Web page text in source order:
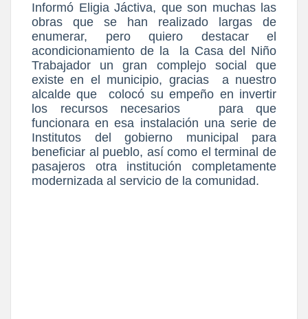
Informó Eligia Jáctiva, que son muchas las
obras que se han realizado largas de
enumerar, pero quiero destacar el
acondicionamiento de la
la Casa del Niño
Trabajador un gran complejo social que
existe en el municipio, gracias
a nuestro
alcalde que
colocó su empeño en invertir
los recursos necesarios
para que
funcionara en esa instalación una serie de
Institutos del gobierno municipal para
beneficiar al pueblo, así como el terminal de
pasajeros otra institución completamente
modernizada al servicio de la comunidad.